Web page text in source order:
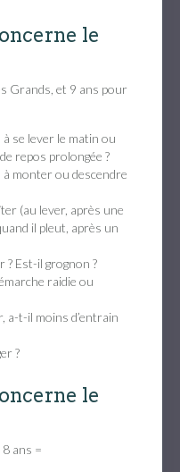
le
Grands, et 9 ans pour
se lever le matin ou
repos prolongée ?
monter ou descendre
(au lever, après une
il pleut, après un
? Est-il grognon ?
raidie ou
a-t-il moins d’entrain
?
le
ans =